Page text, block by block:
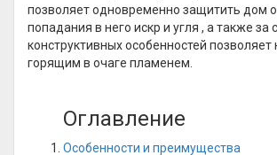
позволяет одновременно защитить дом
попадания в него искр и угля , а также за
конструктивных особенностей
горящим в очаге пламенем.
Оглавление
Особенности и преимущества